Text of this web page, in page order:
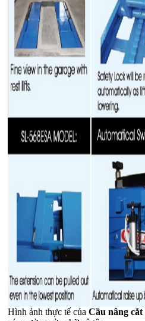
Hình ảnh thực tế củaCầu nâng